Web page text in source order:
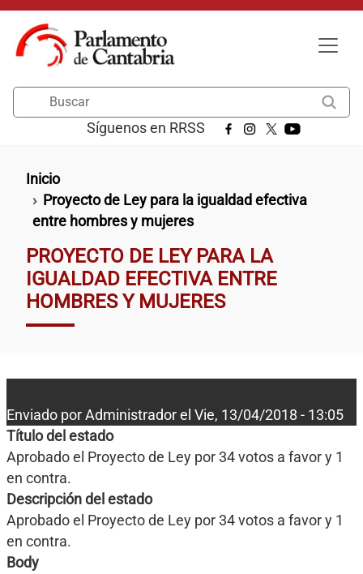
Pasar al contenido principal
Síguenos en RRSS
Ruta de navegación
Inicio
Proyecto de Ley para la igualdad efectiva
entre hombres y mujeres
PROYECTO DE LEY PARA LA
IGUALDAD EFECTIVA ENTRE
HOMBRES Y MUJERES
Enviado por Administrador el Vie, 13/04/2018 - 13:05
Título del estado
Aprobado el Proyecto de Ley por 34 votos a favor y 1
en contra.
Descripción del estado
Aprobado el Proyecto de Ley por 34 votos a favor y 1
en contra.
Body